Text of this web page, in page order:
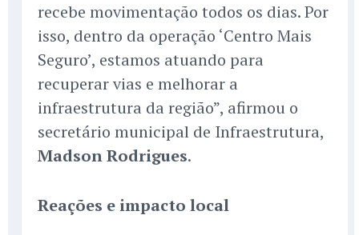
recebe movimentação todos os dias. Por
isso, dentro da operação ‘Centro Mais
Seguro’, estamos atuando para
recuperar vias e melhorar a
infraestrutura da região”, afirmou o
secretário municipal de Infraestrutura,
Madson Rodrigues.
Reações e impacto local